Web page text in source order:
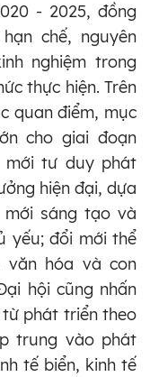
- 2025, đồng
chế, nguyên
nghiệm trong
thực hiện. Trên
quan điểm, mục
cho giai đoạn
mới tư duy phát
hiện đại, dựa
mới sáng tạo và
yếu; đổi mới thể
văn hóa và con
hội cũng nhấn
từ phát triển theo
trung vào phát
tế biển, kinh tế